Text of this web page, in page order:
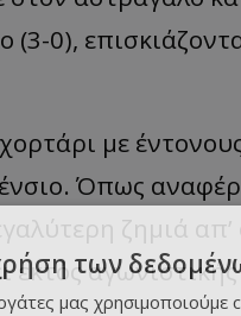
(3-0),
με
Όπως
ζημιά απ’
εκτόςτων
μας